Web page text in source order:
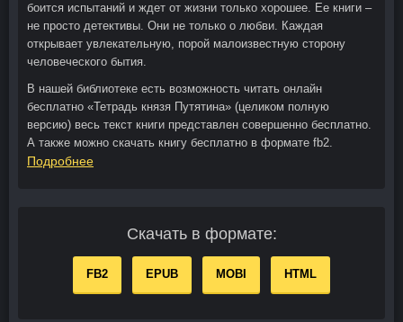
боится испытаний и ждет от жизни только хорошее. Ее книги –
не просто детективы. Они не только о любви. Каждая
открывает увлекательную, порой малоизвестную сторону
человеческого бытия.
В нашей библиотеке есть возможность читать онлайн
бесплатно «Тетрадь князя Путятина» (целиком полную
версию) весь текст книги представлен совершенно бесплатно.
А также можно скачать книгу бесплатно в формате fb2.
Подробнее
Скачать в формате:
FB2 EPUB MOBI HTML